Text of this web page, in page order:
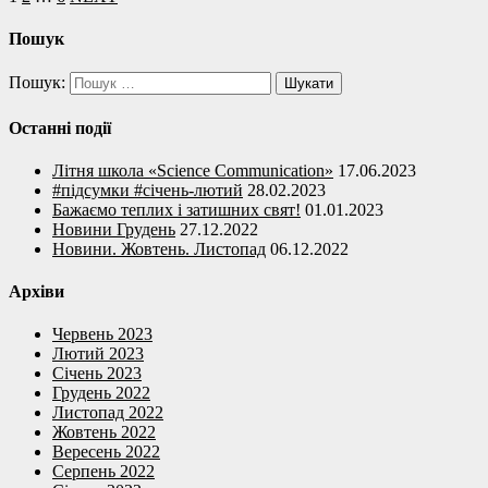
Пошук
Пошук:
Останні події
Літня школа «Science Communication» 17.06.2023
#підсумки #січень-лютий 28.02.2023
Бажаємо теплих і затишних свят! 01.01.2023
Новини Грудень 27.12.2022
Новини. Жовтень. Листопад 06.12.2022
Архіви
Червень 2023
Лютий 2023
Січень 2023
Грудень 2022
Листопад 2022
Жовтень 2022
Вересень 2022
Серпень 2022